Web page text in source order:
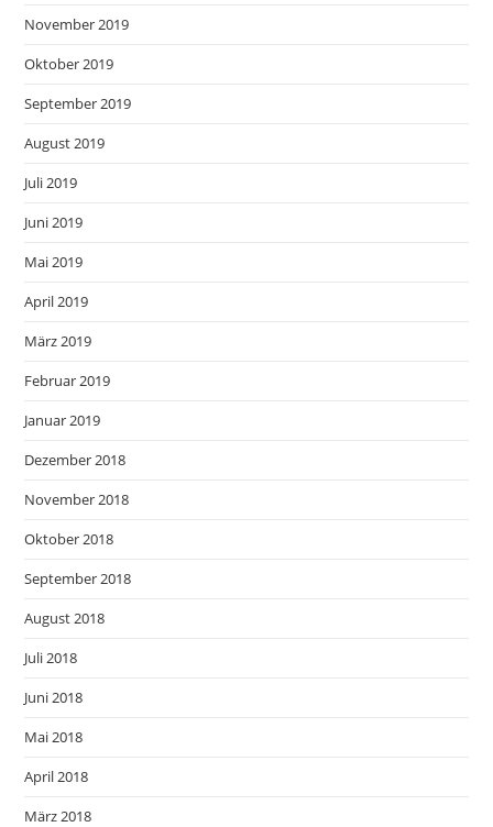
November 2019
Oktober 2019
September 2019
August 2019
Juli 2019
Juni 2019
Mai 2019
April 2019
März 2019
Februar 2019
Januar 2019
Dezember 2018
November 2018
Oktober 2018
September 2018
August 2018
Juli 2018
Juni 2018
Mai 2018
April 2018
März 2018